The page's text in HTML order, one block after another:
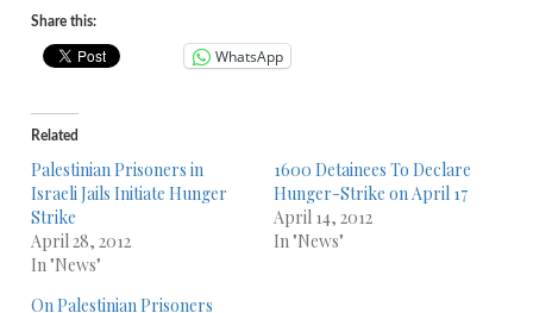
Share this:
WhatsApp
Related
Palestinian Prisoners in
Israeli Jails Initiate Hunger
Strike
April 28, 2012
In "News"
1600 Detainees To Declare
Hunger-Strike on April 17
April 14, 2012
In "News"
On Palestinian Prisoners​